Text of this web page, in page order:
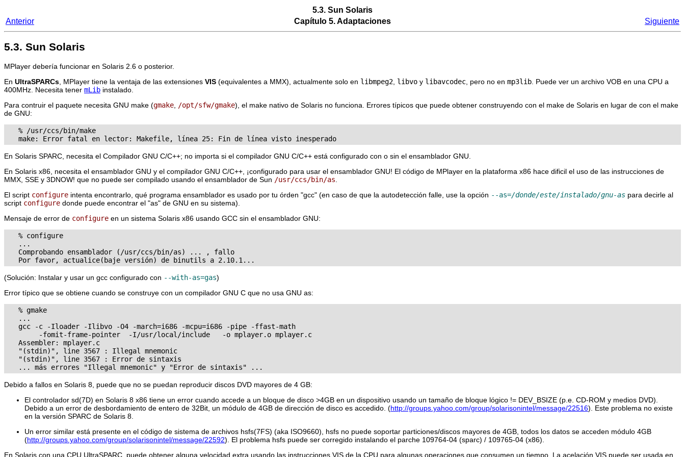
5.3. Sun Solaris
Anterior
Capítulo 5. Adaptaciones Siguiente
5.3. Sun Solaris
MPlayer debería funcionar en Solaris 2.6 o posterior.
En UltraSPARCs MPlayer tiene la ventaja de las extensiones VIS (equivalentes a MMX), actualmente solo en libmpeg2 libvo y libavcodec , pero no en mp3lib . Puede ver un archivo VOB en una CPU a
400MHz. Necesita tener mLib instalado.
Para contruir el paquete necesita GNU make (gmake /opt/sfw/gmake), el make nativo de Solaris no funciona. Errores típicos que puede obtener construyendo con el make de Solaris en lugar de con el make
de GNU:
   % /usr/ccs/bin/make
En Solaris SPARC, necesita el Compilador GNU C/C++; no importa si el compilador GNU C/C++ está configurado con o sin el ensamblador GNU.
En Solaris x86, necesita el ensamblador GNU y el compilador GNU C/C++, ¡configurado para usar el ensamblador GNU! El código de MPlayer en la plataforma x86 hace dificil el uso de las instrucciones de
MMX, SSE y 3DNOW! que no puede ser compilado usando el ensamblador de Sun /usr/ccs/bin/as
El script configure intenta encontrarlo, qué programa ensamblador es usado por tu órden "gcc" (en caso de que la autodetección falle, use la opción --as=/donde/este/instalado/gnu-as para decirle al
script configure donde puede encontrar el "as" de GNU en su sistema).
Mensaje de error de configure en un sistema Solaris x86 usando GCC sin el ensamblador GNU:
   % configure
   ...
   Comprobando ensamblador (/usr/ccs/bin/as) ... , fallo
(Solución: Instalar y usar un gcc configurado con --with-as=gas)
Error típico que se obtiene cuando se construye con un compilador GNU C que no usa GNU as:
   % gmake
   ...
   gcc -c -Iloader -Ilibvo -O4 -march=i686 -mcpu=i686 -pipe -ffast-math
        -fomit-frame-pointer  -I/usr/local/include   -o mplayer.o mplayer.c
   Assembler: mplayer.c
   "(stdin)", line 3567 : Illegal mnemonic
   "(stdin)", line 3567 : Error de sintaxis
Debido a fallos en Solaris 8, puede que no se puedan reproducir discos DVD mayores de 4 GB:
El controlador sd(7D) en Solaris 8 x86 tiene un error cuando accede a un bloque de disco >4GB en un dispositivo usando un tamaño de bloque lógico != DEV_BSIZE (p.e. CD-ROM y medios DVD).
Debido a un error de desbordamiento de entero de 32Bit, un módulo de 4GB de dirección de disco es accedido. (http://groups.yahoo.com/group/solarisonintel/message/22516). Este problema no existe
en la versión SPARC de Solaris 8.
Un error similar está presente en el código de sistema de archivos hsfs(7FS) (aka ISO9660), hsfs no puede soportar particiones/discos mayores de 4GB, todos los datos se acceden módulo 4GB
(http://groups.yahoo.com/group/solarisonintel/message/22592). El problema hsfs puede ser corregido instalando el parche 109764-04 (sparc) / 109765-04 (x86).
En Solaris con una CPU UltraSPARC, puede obtener alguna velocidad extra usando las instrucciones VIS de la CPU para algunas operaciones que consumen un tiempo. La acelación VIS puede ser usada en